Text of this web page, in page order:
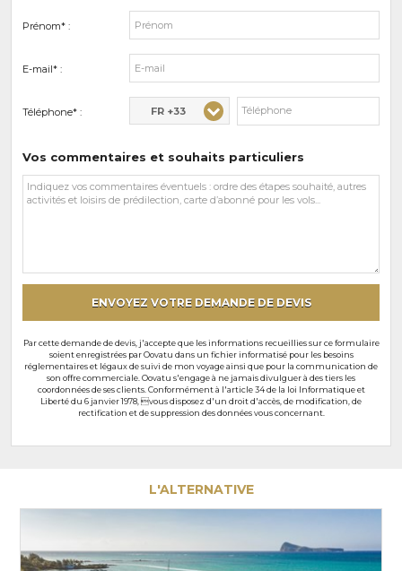
Prénom* :
E-mail* :
Téléphone* : FR +33
Vos commentaires et souhaits particuliers
Vos
commentaires
ENVOYEZ VOTRE DEMANDE DE DEVIS
Par cette demande de devis, j'accepte que les informations recueillies sur ce formulaire
soient enregistrées par Oovatu dans un fichier informatisé pour les besoins
réglementaires et légaux de suivi de mon voyage ainsi que pour la communication de
son offre commerciale. Oovatu s'engage à ne jamais divulguer à des tiers les
coordonnées de ses clients. Conformément à l'article 34 de la loi Informatique et
Liberté du 6 janvier 1978, vous disposez d'un droit d'accès, de modification, de
rectification et de suppression des données vous concernant.
L'ALTERNATIVE